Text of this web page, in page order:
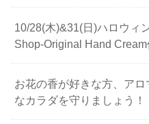
10/28(木)&31(日)ハロウィ
Shop-Original Hand Cream
お花の香が好きな方、ア
なカラダを守りましょう！